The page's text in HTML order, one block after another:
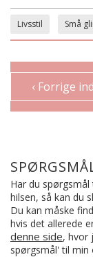
Livsstil Små
‹ Forrige
Har du
hilsen, så kan du
Du kan måske
hvis det allerede
denne side, hvor
spørgsmål' til min